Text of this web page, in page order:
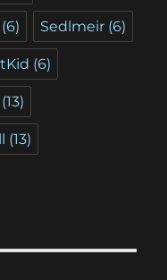
(6) Sedlmeir (6)
(6)
(13)
(13)